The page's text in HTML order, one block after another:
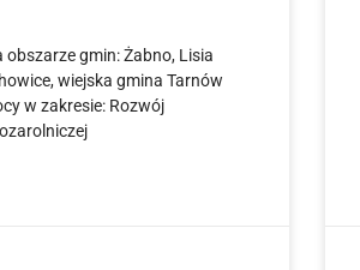
obszarze gmin: Żabno, Lisia
wiejska gmina Tarnów
w zakresie: Rozwój